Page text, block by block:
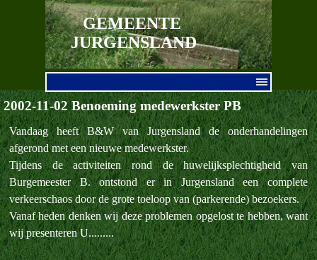
Ga naar de inhoud
GEMEENTE
JURGENSLAND
2002-11-02 Benoeming medewerkster PB
Vandaag heeft B&W van Jurgensland de onderhandelingen
afgerond met een nieuwe medewerkster.
Tijdens de activiteiten rond de huwelijksplechtigheid van
Burgemeester B. ontstond er in Jurgensland een complete
verkeerschaos door de grote toeloop van (parkerende) bezoekers.
Vanaf heden denken wij deze problemen opgelost te hebben, want
wij presenteren U.........